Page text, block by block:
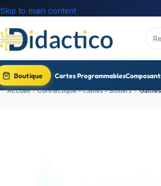
Skip to main content
Boutique Cartes Programmables
Accueil Connectique – câbles – Boitiers